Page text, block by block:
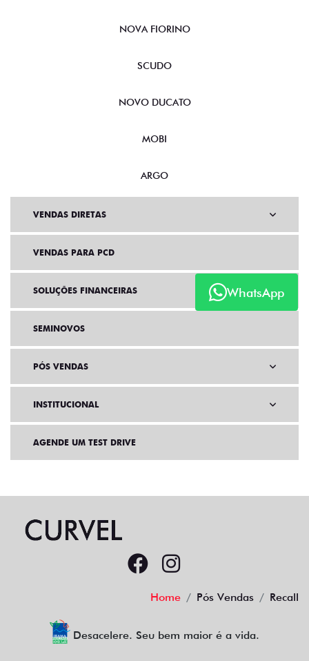
WhatsApp
NOVA FIORINO
SCUDO
NOVO DUCATO
MOBI
ARGO
VENDAS DIRETAS
VENDAS PARA PCD
SOLUÇÕES FINANCEIRAS
SEMINOVOS
PÓS VENDAS
INSTITUCIONAL
AGENDE UM TEST DRIVE
Home Pós Vendas Recall
Desacelere. Seu bem maior é a vida.